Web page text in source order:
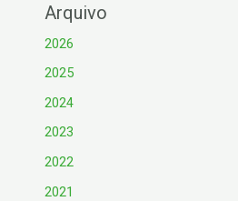
Arquivo
2026
2025
2024
2023
2022
2021